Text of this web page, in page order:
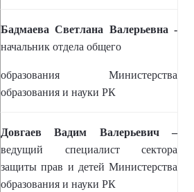
Бадмаева Светлана Валерьевна -
начальник отдела общего
образования Министерства
образования и науки РК
Довгаев Вадим Валерьевич –
ведущий специалист сектора
защиты прав и детей Министерства
образования и науки РК